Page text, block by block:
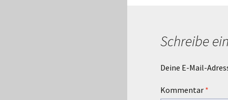
Schreibe
Deine E-Mail-
Kommentar *